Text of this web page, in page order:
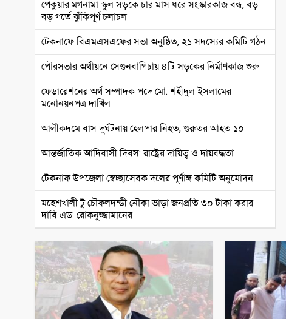
পেকুয়ার মগনামা স্কুল সড়কে চার মাস ধরে সংস্কারকাজ বন্ধ, বড়
বড় গর্তে ঝুঁকিপূর্ণ চলাচল
টেকনাফে বিএমএসএফের সভা অনুষ্ঠিত, ২১ সদস্যের কমিটি গঠন
পৌরসভার অর্থায়নে সেগুনবাগিচায় ৪টি সড়কের নির্মাণকাজ শুরু
ফেডারেশনের অর্থ সম্পাদক পদে মো. শহীদুল ইসলামের
মনোনয়নপত্র দাখিল
আলীকদমে বাস দুর্ঘটনায় হেলপার নিহত, গুরুতর আহত ১০
আন্তর্জাতিক আদিবাসী দিবস: রাষ্ট্রের দায়িত্ব ও দায়বদ্ধতা
টেকনাফ উপজেলা স্বেচ্ছাসেবক দলের পূর্ণাঙ্গ কমিটি অনুমোদন
মহেশখালী টু চৌফলদন্ডী নৌকা ভাড়া জনপ্রতি ৩০ টাকা করার
দাবি এড. রোকনুজ্জামানের